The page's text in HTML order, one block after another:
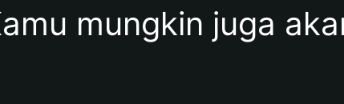
mungkin juga